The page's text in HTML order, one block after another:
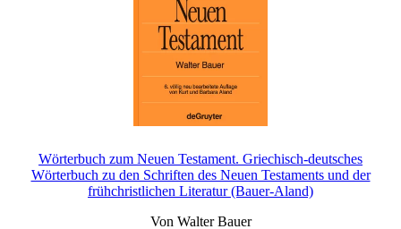
Wörterbuch zum Neuen Testament. Griechisch-deutsches
Wörterbuch zu den Schriften des Neuen Testaments und der
frühchristlichen Literatur (Bauer-Aland)
Von Walter Bauer